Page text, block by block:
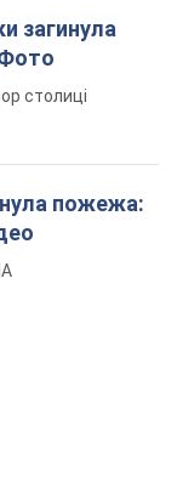
загинула
столиці
пожежа: